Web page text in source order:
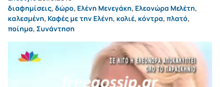
διαφημίσεις, δώρο, Ελένη Μενεγάκη, Ελεονώρα Μελέτη,
καλεσμένη, Καφές με την Ελένη, κολιέ, κόντρα, πλατό,
ποίημα, Συνάντηση